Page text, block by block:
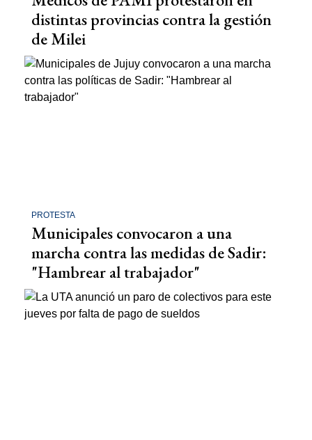
distintas provincias contra la gestión
de Milei
PROTESTA
Municipales convocaron a una
marcha contra las medidas de Sadir:
"Hambrear al trabajador"